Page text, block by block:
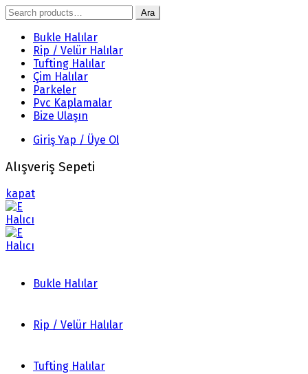
Search
for:
Ara
Bukle Halılar
Rip / Velür Halılar
Tufting Halılar
Çim Halılar
Parkeler
Pvc Kaplamalar
Bize Ulaşın
Giriş Yap / Üye Ol
Alışveriş Sepeti
kapat
Bukle Halılar
Rip / Velür Halılar
Tufting Halılar